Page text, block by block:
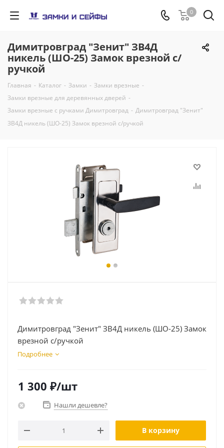
0
Димитровград "Зенит" ЗВ4Д
никель (ШО-25) Замок врезной с/
ручкой
Главная - Каталог - Замки - Замки врезные -
Замки врезные для деревянных дверей -
Замки врезные с ручками Димитровград - Димитровград "Зенит"
ЗВ4Д никель (ШО-25) Замок врезной с/ручкой
Димитровград "Зенит" ЗВ4Д никель (ШО-25) Замок
врезной с/ручкой
Подробнее
1 300 ₽/шт
Нашли дешевле?
В корзину